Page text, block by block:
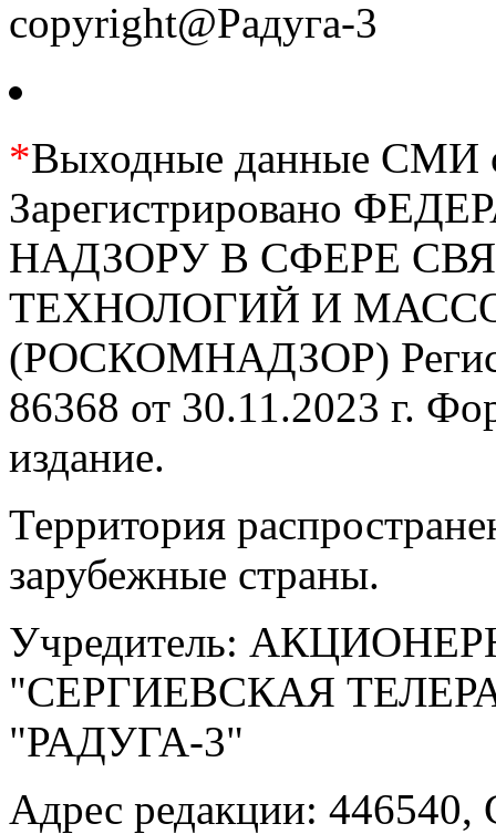
copyright@Радуга-3
*Выходные данные СМИ
Зарегистрировано
НАДЗОРУ В СФЕРЕ
ТЕХНОЛОГИЙ И
(РОСКОМНАДЗОР)
86368 от 30.11.2023 г.
издание.
Территория
зарубежные страны.
Учредитель:
"СЕРГИЕВСКАЯ
"РАДУГА-3"
Адрес редакции: 446540,